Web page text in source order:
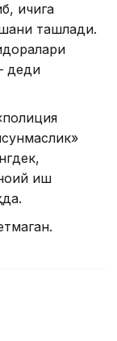
ичига
ташлади.
деди
иш